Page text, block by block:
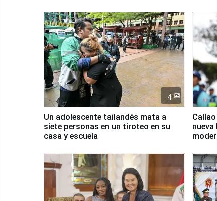
4
Un adolescente tailandés mata a
siete personas en un tiroteo en su
casa y escuela